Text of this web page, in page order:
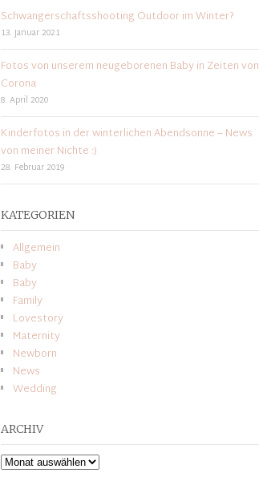
Schwangerschaftsshooting Outdoor im Winter?
13. Januar 2021
Fotos von unserem neugeborenen Baby in Zeiten von
Corona
8. April 2020
Kinderfotos in der winterlichen Abendsonne – News
von meiner Nichte :)
28. Februar 2019
KATEGORIEN
Allgemein
Baby
Baby
Family
Lovestory
Maternity
Newborn
News
Wedding
ARCHIV
Archiv